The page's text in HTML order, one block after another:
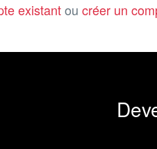
existantou créer un